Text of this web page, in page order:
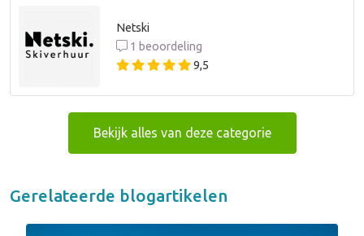
Netski
1 beoordeling
9,5
Bekijk alles van deze categorie
Gerelateerde blogartikelen